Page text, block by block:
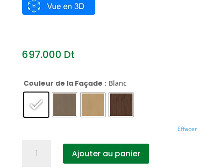
697.000 Dt
Couleur de la Façade : Blanc
Effacer
Ajouter au panier